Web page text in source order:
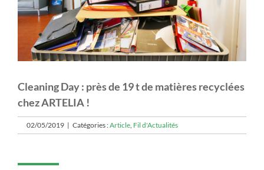
Cleaning Day : près de 19 t de matières recyclées
chez ARTELIA !
02/05/2019 | Catégories :Article, Fil d'Actualités